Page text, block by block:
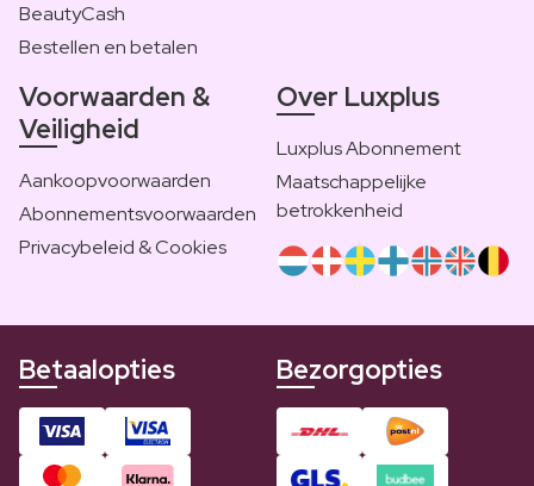
BeautyCash
Bestellen en betalen
Voorwaarden &
Veiligheid
Aankoopvoorwaarden
Abonnementsvoorwaarden
Privacybeleid & Cookies
Over Luxplus
Luxplus Abonnement
Maatschappelijke
betrokkenheid
Betaalopties Bezorgopties